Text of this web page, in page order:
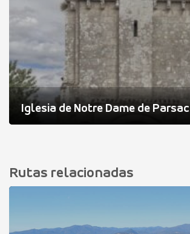
Iglesia de Notre Dame de Parsac
Rutas relacionadas